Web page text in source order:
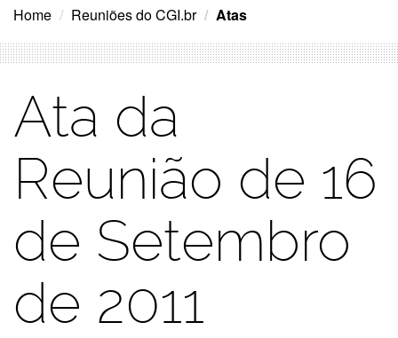
Home Reuniões do CGI.br Atas
Ata da
Reunião de 16
de Setembro
de 2011